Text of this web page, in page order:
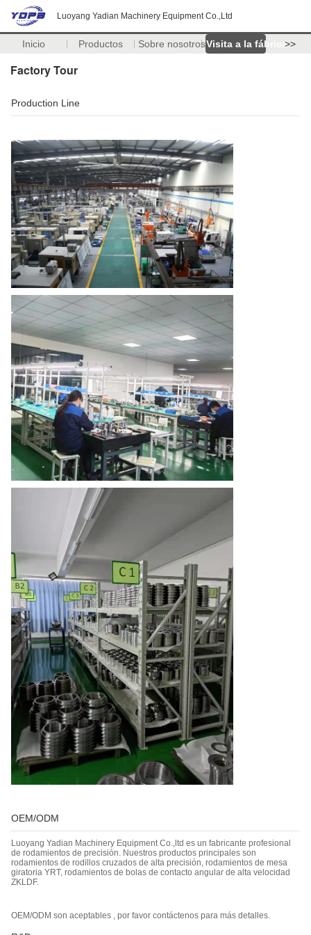
Luoyang Yadian Machinery Equipment Co.,Ltd
Inicio Productos Sobre nosotrosVisita a la fábrica>>
Factory Tour
Production Line
OEM/ODM
Luoyang Yadian Machinery Equipment Co.,ltd es un fabricante profesional
de rodamientos de precisión. Nuestros productos principales son
rodamientos de rodillos cruzados de alta precisión, rodamientos de mesa
giratoria YRT, rodamientos de bolas de contacto angular de alta velocidad
ZKLDF.
OEM/ODM son aceptables , por favor contáctenos para más detalles.